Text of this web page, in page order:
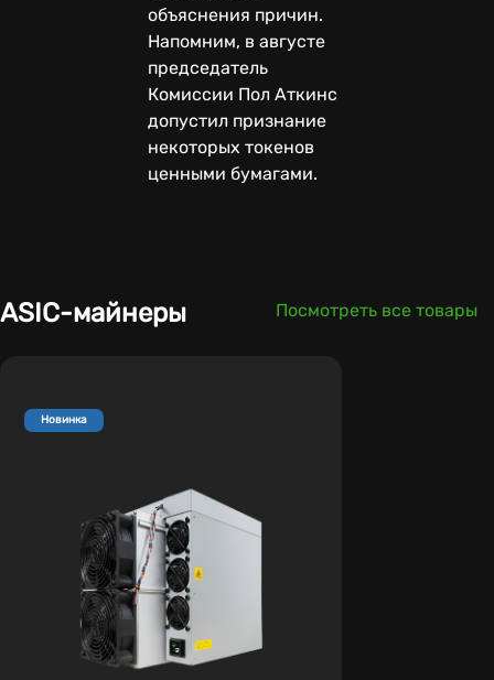
объяснения причин.
Напомним, в августе
председатель
Комиссии Пол Аткинс
допустил признание
некоторых токенов
ценными бумагами.
ASIC-майнеры Посмотреть все товары
Новинка